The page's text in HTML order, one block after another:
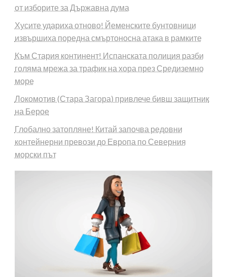
от изборите за Държавна дума
Хусите удариха отново! Йеменските бунтовници
извършиха поредна смъртоносна атака в рамките
Към Стария континент! Испанската полиция разби
голяма мрежа за трафик на хора през Средиземно
море
Локомотив (Стара Загора) привлече бивш защитник
на Берое
Глобално затопляне! Китай започва редовни
контейнерни превози до Европа по Северния
морски път